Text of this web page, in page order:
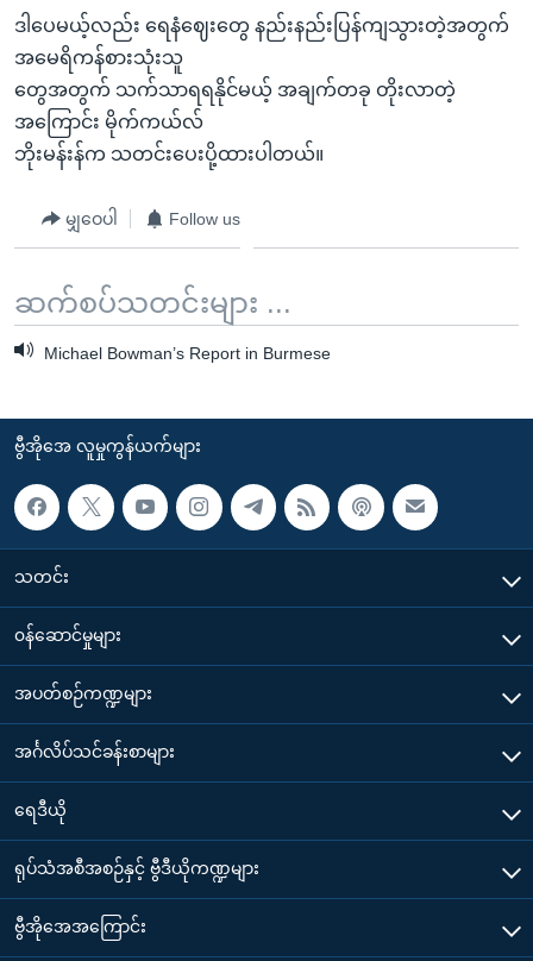
ဒါပေမယ့်လည်း ရေနံဈေးတွေ နည်းနည်းပြန်ကျသွားတဲ့အတွက်
အမေရိကန်စားသုံးသူ
တွေအတွက် သက်သာရရနိုင်မယ့် အချက်တခု တိုးလာတဲ့
အကြောင်း မိုက်ကယ်လ်
ဘိုးမန်းန်က သတင်းပေးပို့ထားပါတယ်။
မျှဝေပါ Follow us
ဆက်စပ်သတင်းများ ...
Michael Bowman’s Report in Burmese
ဗွီအိုအေ လူမှုကွန်ယက်များ
သတင်း
၀န်ဆောင်မှုများ
အပတ်စဉ်ကဏ္ဍများ
အင်္ဂလိပ်သင်ခန်းစာများ
ရေဒီယို
ရုပ်သံအစီအစဉ်နှင့် ဗွီဒီယိုကဏ္ဍများ
ဗွီအိုအေအကြောင်း